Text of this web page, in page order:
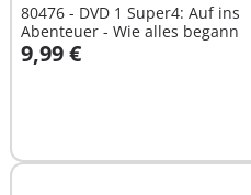
80476 - DVD 1 Super4: Auf ins
Abenteuer - Wie alles begann
9,99 €
In den Warenkorb